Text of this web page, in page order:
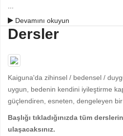
...
Devamını okuyun
Dersler
Kaiguna'da zihinsel / bedensel /
uygun, bedenin kendini iyileştirme
güçlendiren, esneten, dengeleyen
Başlığı tıkladığınızda tüm
ulaşacaksınız.